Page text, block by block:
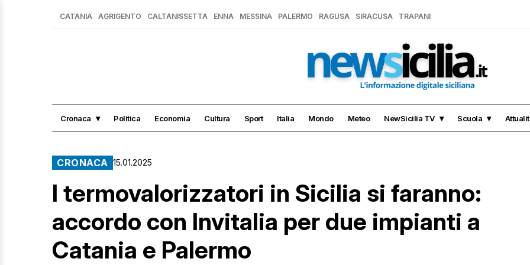
CATANIA AGRIGENTO CALTANISSETTA ENNA MESSINA PALERMO RAGUSA SIRACUSA TRAPANI
Cronaca Politica Economia Cultura Sport Italia Mondo Meteo NewSicilia TV Scuola
CRONACA 15.01.2025
I termovalorizzatori in Sicilia si faranno:
accordo con Invitalia per due impianti a
Catania e Palermo